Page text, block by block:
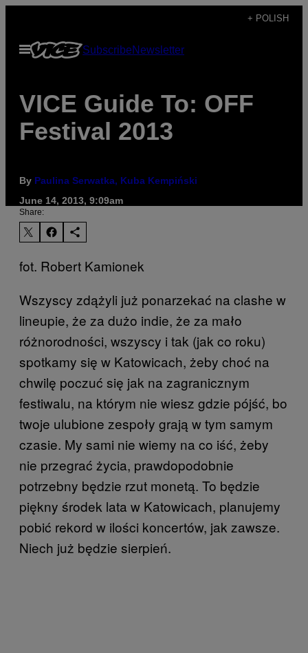
content
+ POLISH
Open
Menu
SubscribeNewsletter
VICE Guide To: OFF
Festival 2013
By Paulina Serwatka, Kuba Kempiński
June 14, 2013, 9:09am
Share:
fot. Robert Kamionek
Wszyscy zdążyli już ponarzekać na clashe w
lineupie, że za dużo indie, że za mało
różnorodności, wszyscy i tak (jak co roku)
spotkamy się w Katowicach, żeby choć na
chwilę poczuć się jak na zagranicznym
festiwalu, na którym nie wiesz gdzie pójść, bo
twoje ulubione zespoły grają w tym samym
czasie. My sami nie wiemy na co iść, żeby
nie przegrać życia, prawdopodobnie
potrzebny będzie rzut monetą. To będzie
piękny środek lata w Katowicach, planujemy
pobić rekord w ilości koncertów, jak zawsze.
Niech już będzie sierpień.